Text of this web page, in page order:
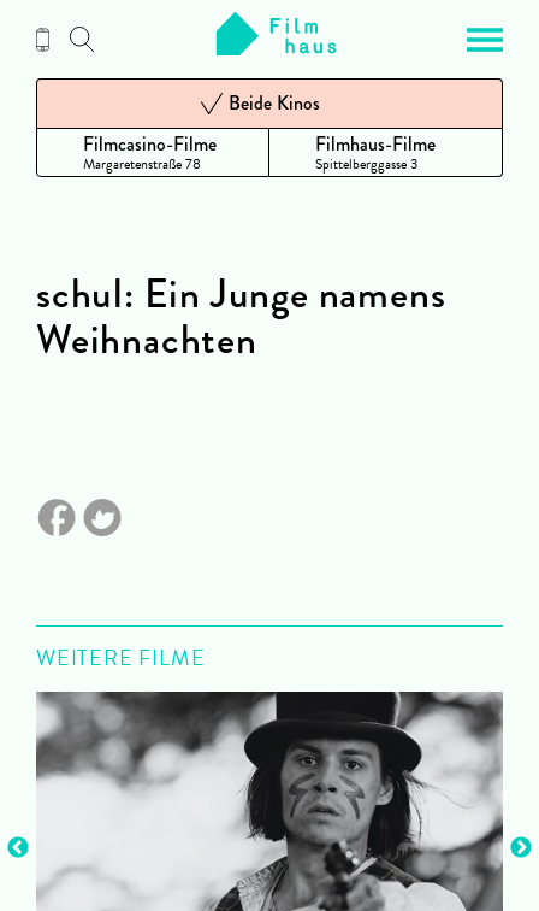
Inhalt
Filmcasino-Filme
Margaretenstraße 78
Beide Kinos
Filmhaus-Filme
Spittelberggasse 3
schul: Ein Junge namens
Weihnachten
WEITERE FILME